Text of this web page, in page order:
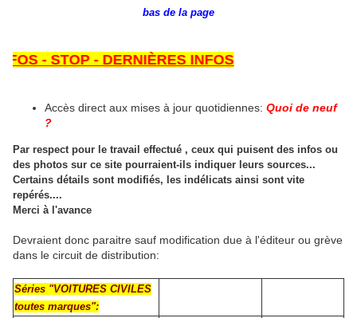
bas de la page
STOP - DERNIÈRES INFOS
Accès direct aux mises à jour quotidiennes: Quoi de neuf
?
Par respect pour le travail effectué , ceux qui puisent des infos ou
des photos sur ce site pourraient-ils indiquer leurs sources...
Certains détails sont modifiés, les indélicats ainsi sont vite
repérés....
Merci à l'avance
Devraient donc paraitre sauf modification due à l'éditeur ou grève
dans le circuit de distribution:
Séries "VOITURES CIVILES
toutes marques":